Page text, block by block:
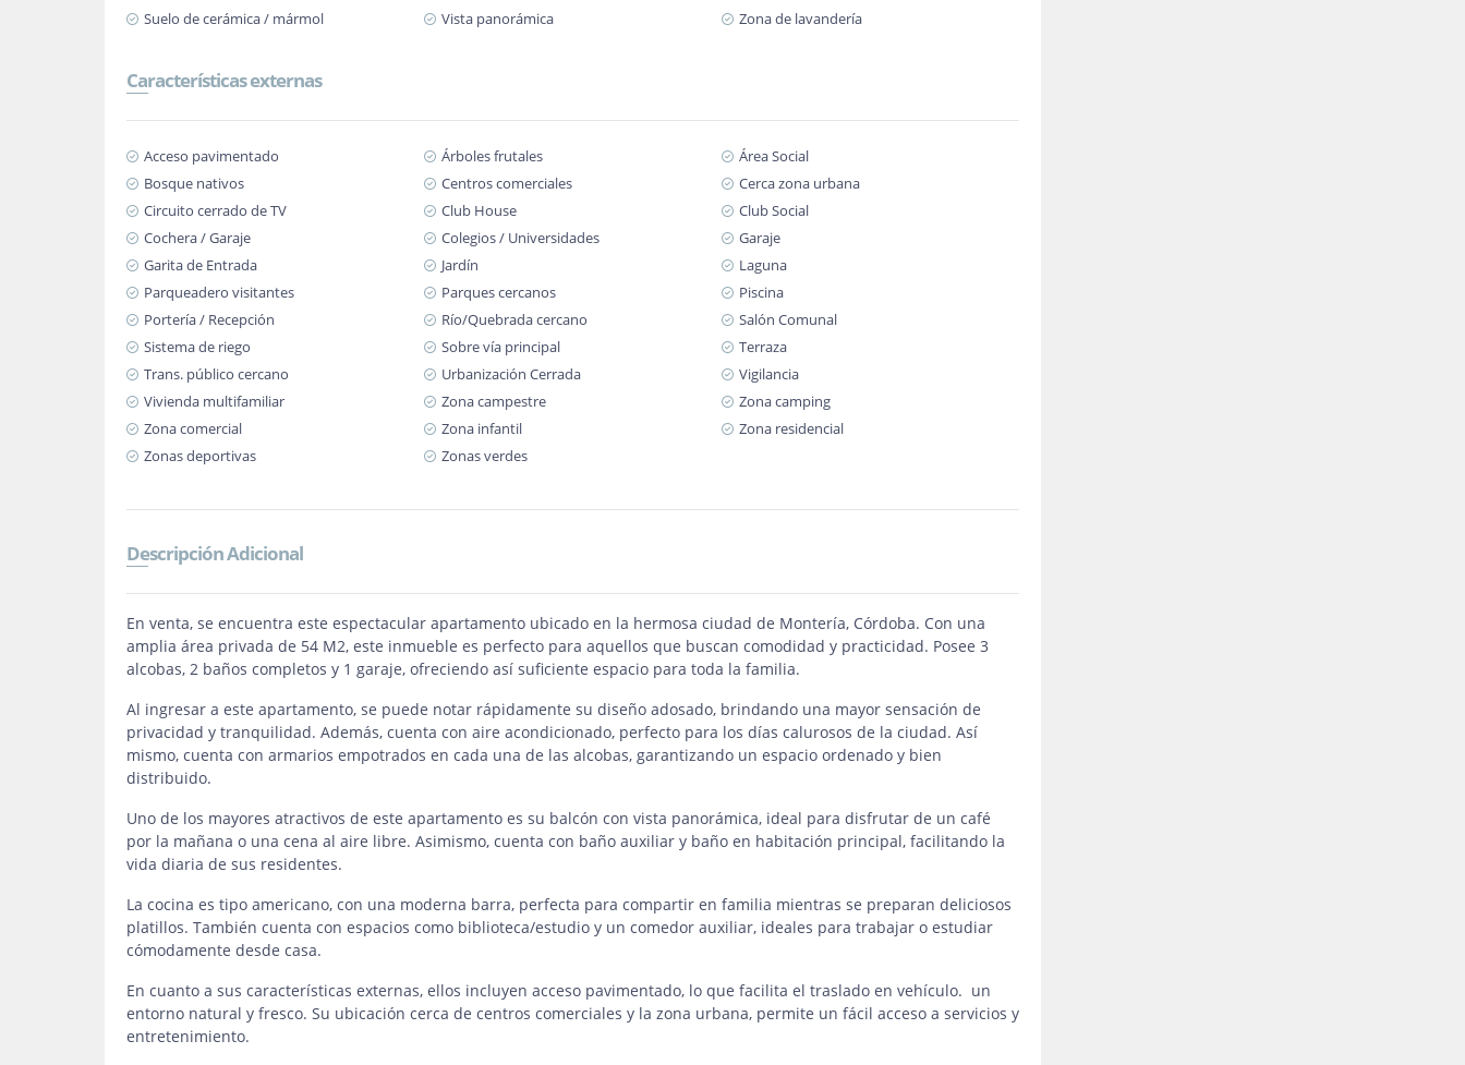
Suelo de cerámica / mármol
Vista panorámica Zona de lavandería
Características externas
Acceso pavimentado Árboles frutales
Área Social
Bosque nativos
Centros comerciales
Cerca zona urbana
Circuito cerrado de TV
Club House
Club Social
Cochera / Garaje
Colegios / Universidades
Garaje
Garita de Entrada
Jardín
Laguna
Parqueadero visitantes
Parques cercanos
Piscina
Portería / Recepción
Río/Quebrada cercano
Salón Comunal
Sistema de riego
Sobre vía principal
Terraza
Trans. público cercano
Urbanización Cerrada
Vigilancia
Vivienda multifamiliar
Zona campestre
Zona camping
Zona comercial
Zona infantil
Zona residencial
Zonas deportivas
Zonas verdes
Descripción Adicional
En venta, se encuentra este espectacular apartamento ubicado en la hermosa ciudad de Montería, Córdoba. Con una
amplia área privada de 54 M2, este inmueble es perfecto para aquellos que buscan comodidad y practicidad. Posee 3
alcobas, 2 baños completos y 1 garaje, ofreciendo así suficiente espacio para toda la familia.
Al ingresar a este apartamento, se puede notar rápidamente su diseño adosado, brindando una mayor sensación de
privacidad y tranquilidad. Además, cuenta con aire acondicionado, perfecto para los días calurosos de la ciudad. Así
mismo, cuenta con armarios empotrados en cada una de las alcobas, garantizando un espacio ordenado y bien
distribuido.
Uno de los mayores atractivos de este apartamento es su balcón con vista panorámica, ideal para disfrutar de un café
por la mañana o una cena al aire libre. Asimismo, cuenta con baño auxiliar y baño en habitación principal, facilitando la
vida diaria de sus residentes.
La cocina es tipo americano, con una moderna barra, perfecta para compartir en familia mientras se preparan deliciosos
platillos. También cuenta con espacios como biblioteca/estudio y un comedor auxiliar, ideales para trabajar o estudiar
cómodamente desde casa.
En cuanto a sus características externas, ellos incluyen acceso pavimentado, lo que facilita el traslado en vehículo. un
entorno natural y fresco. Su ubicación cerca de centros comerciales y la zona urbana, permite un fácil acceso a servicios y
entretenimiento.